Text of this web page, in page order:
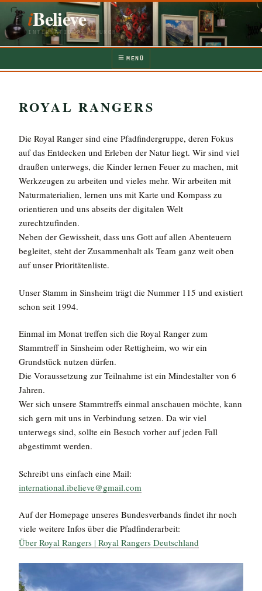
Zum
Inhalt
springen
iBelieve
INTERNATIONAL CHURCH
MENÜ
ROYAL RANGERS
Die Royal Ranger sind eine Pfadfindergruppe, deren Fokus
auf das Entdecken und Erleben der Natur liegt. Wir sind viel
draußen unterwegs, die Kinder lernen Feuer zu machen, mit
Werkzeugen zu arbeiten und vieles mehr. Wir arbeiten mit
Naturmaterialien, lernen uns mit Karte und Kompass zu
orientieren und uns abseits der digitalen Welt
zurechtzufinden.
Neben der Gewissheit, dass uns Gott auf allen Abenteuern
begleitet, steht der Zusammenhalt als Team ganz weit oben
auf unser Prioritätenliste.
Unser Stamm in Sinsheim trägt die Nummer 115 und existiert
schon seit 1994.
Einmal im Monat treffen sich die Royal Ranger zum
Stammtreff in Sinsheim oder Rettigheim, wo wir ein
Grundstück nutzen dürfen.
Die Voraussetzung zur Teilnahme ist ein Mindestalter von 6
Jahren.
Wer sich unsere Stammtreffs einmal anschauen möchte, kann
sich gern mit uns in Verbindung setzen. Da wir viel
unterwegs sind, sollte ein Besuch vorher auf jeden Fall
abgestimmt werden.
Schreibt uns einfach eine Mail:
international.ibelieve@gmail.com
Auf der Homepage unseres Bundesverbands findet ihr noch
viele weitere Infos über die Pfadfinderarbeit:
Über Royal Rangers | Royal Rangers Deutschland